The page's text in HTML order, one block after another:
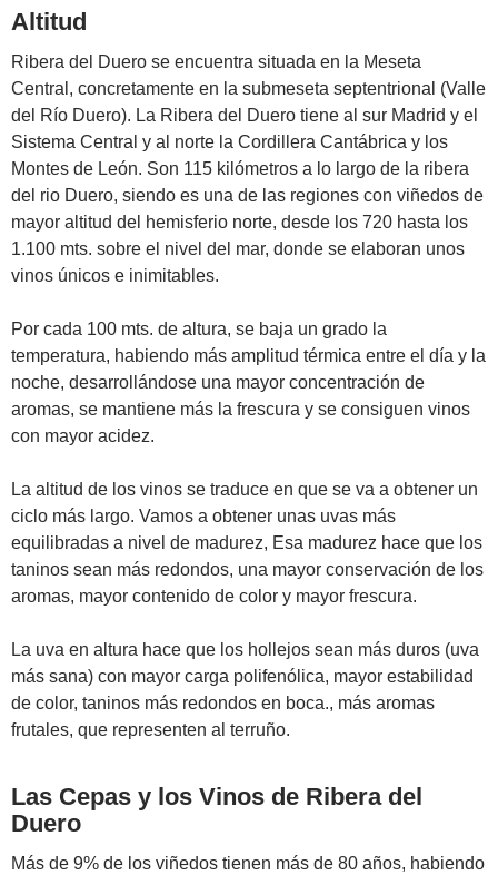
Altitud
Ribera del Duero se encuentra situada en la Meseta
Central, concretamente en la submeseta septentrional (Valle
del Río Duero). La Ribera del Duero tiene al sur Madrid y el
Sistema Central y al norte la Cordillera Cantábrica y los
Montes de León. Son 115 kilómetros a lo largo de la ribera
del rio Duero, siendo es una de las regiones con viñedos de
mayor altitud del hemisferio norte, desde los 720 hasta los
1.100 mts. sobre el nivel del mar, donde se elaboran unos
vinos únicos e inimitables.
Por cada 100 mts. de altura, se baja un grado la
temperatura, habiendo más amplitud térmica entre el día y la
noche, desarrollándose una mayor concentración de
aromas, se mantiene más la frescura y se consiguen vinos
con mayor acidez.
La altitud de los vinos se traduce en que se va a obtener un
ciclo más largo. Vamos a obtener unas uvas más
equilibradas a nivel de madurez, Esa madurez hace que los
taninos sean más redondos, una mayor conservación de los
aromas, mayor contenido de color y mayor frescura.
La uva en altura hace que los hollejos sean más duros (uva
más sana) con mayor carga polifenólica, mayor estabilidad
de color, taninos más redondos en boca., más aromas
frutales, que representen al terruño.
Las Cepas y los Vinos de Ribera del
Duero
Más de 9% de los viñedos tienen más de 80 años, habiendo